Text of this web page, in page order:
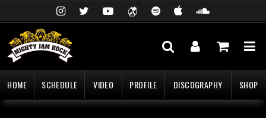
HOME SCHEDULE VIDEO PROFILE DISCOGRAPHY SHOP